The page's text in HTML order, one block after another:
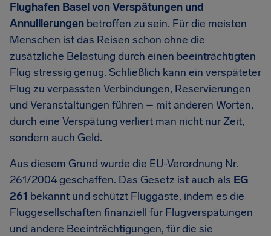
Flughafen Basel von Verspätungen und
Annullierungen betroffen zu sein. Für die meisten
Menschen ist das Reisen schon ohne die
zusätzliche Belastung durch einen beeinträchtigten
Flug stressig genug. Schließlich kann ein verspäteter
Flug zu verpassten Verbindungen, Reservierungen
und Veranstaltungen führen – mit anderen Worten,
durch eine Verspätung verliert man nicht nur Zeit,
sondern auch Geld.
Aus diesem Grund wurde die EU-Verordnung Nr.
261/2004 geschaffen. Das Gesetz ist auch als EG
261 bekannt und schützt Fluggäste, indem es die
Fluggesellschaften finanziell für Flugverspätungen
und andere Beeinträchtigungen, für die sie